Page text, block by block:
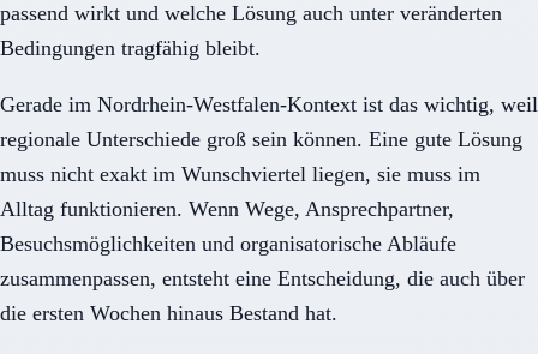
passend wirkt und welche Lösung auch unter veränderten
Bedingungen tragfähig bleibt.
Gerade im Nordrhein-Westfalen-Kontext ist das wichtig, weil
regionale Unterschiede groß sein können. Eine gute Lösung
muss nicht exakt im Wunschviertel liegen, sie muss im
Alltag funktionieren. Wenn Wege, Ansprechpartner,
Besuchsmöglichkeiten und organisatorische Abläufe
zusammenpassen, entsteht eine Entscheidung, die auch über
die ersten Wochen hinaus Bestand hat.